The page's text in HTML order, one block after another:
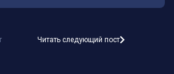
Читать следующий пост